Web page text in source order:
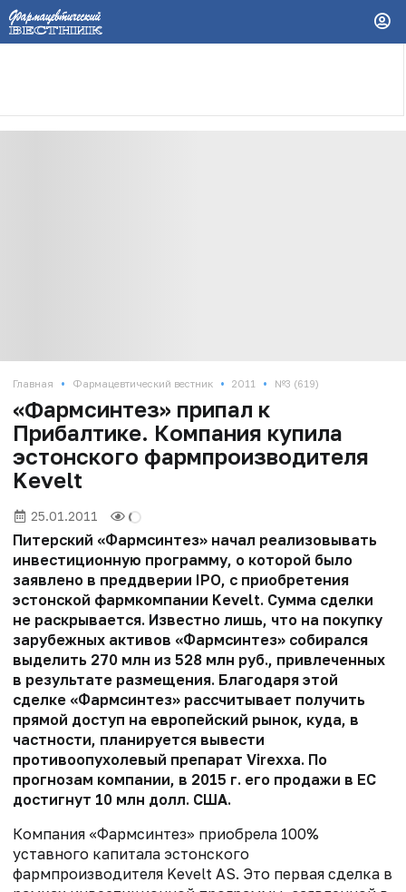
Главная • Фармацевтический вестник • 2011 • №3 (619)
«Фармсинтез» припал к
Прибалтике. Компания купила
эстонского фармпроизводителя
Kevelt
25.01.2011
Питерский «Фармсинтез» начал реализовывать
инвестиционную программу, о которой было
заявлено в преддверии IPO, с приобретения
эстонской фармкомпании Kevelt. Сумма сделки
не раскрывается. Известно лишь, что на покупку
зарубежных активов «Фармсинтез» собирался
выделить 270 млн из 528 млн руб., привлеченных
в результате размещения. Благодаря этой
сделке «Фармсинтез» рассчитывает получить
прямой доступ на европейский рынок, куда, в
частности, планируется вывести
противоопухолевый препарат Virexxa. По
прогнозам компании, в 2015 г. его продажи в ЕС
достигнут 10 млн долл. США.
Компания «Фармсинтез» приобрела 100%
уставного капитала эстонского
фармпроизводителя Kevelt AS. Это первая сделка в